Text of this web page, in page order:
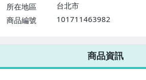
所在地區
台北市
商品編號
101711463982
7-ELEVEN 運費只要38元
不限金額、筆數，筆筆優惠無限
商品資訊